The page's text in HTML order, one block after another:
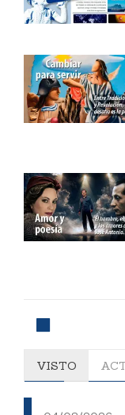
VISTO